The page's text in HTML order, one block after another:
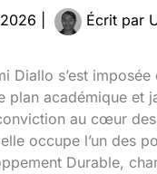
Écrit par
Diallo s’est
académique et
au cœur
occupe l’un des
Durable,